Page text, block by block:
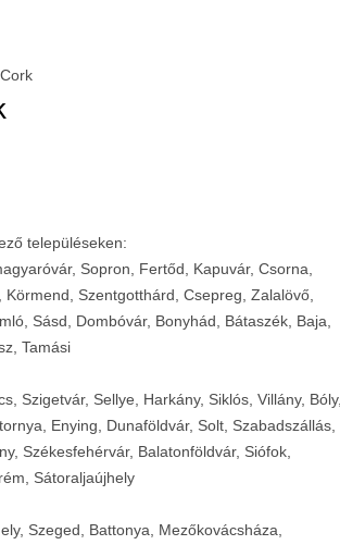
településeken:
Sopron, Fertőd, Kapuvár, Csorna,
Szentgotthárd, Csepreg, Zalalövő,
Sásd, Dombóvár, Bonyhád, Bátaszék, Baja,
Tamási
Szigetvár, Sellye, Harkány, Siklós, Villány, Bóly,
Enying, Dunaföldvár, Solt, Szabadszállás,
Székesfehérvár, Balatonföldvár, Siófok,
Sátoraljaújhely
Szeged, Battonya, Mezőkovácsháza,